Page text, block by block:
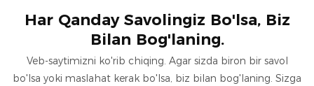
Har Qanday Savolingiz Bo'lsa, Biz
Bilan Bog'laning.
Veb-saytimizni ko'rib chiqing. Agar sizda biron bir savol
bo'lsa yoki maslahat kerak bo'lsa, biz bilan bog'laning. Sizga